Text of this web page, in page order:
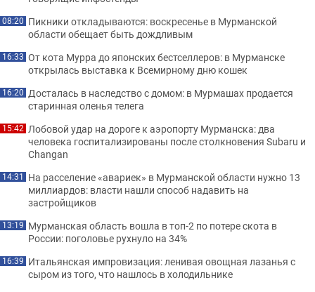
08:20 Пикники откладываются: воскресенье в Мурманской
области обещает быть дождливым
16:33 От кота Мурра до японских бестселлеров: в Мурманске
открылась выставка к Всемирному дню кошек
16:20 Досталась в наследство с домом: в Мурмашах продается
старинная оленья телега
15:42 Лобовой удар на дороге к аэропорту Мурманска: два
человека госпитализированы после столкновения Subaru и
Changan
14:31 На расселение «авариек» в Мурманской области нужно 13
миллиардов: власти нашли способ надавить на
застройщиков
13:19 Мурманская область вошла в топ-2 по потере скота в
России: поголовье рухнуло на 34%
16:39 Итальянская импровизация: ленивая овощная лазанья с
сыром из того, что нашлось в холодильнике